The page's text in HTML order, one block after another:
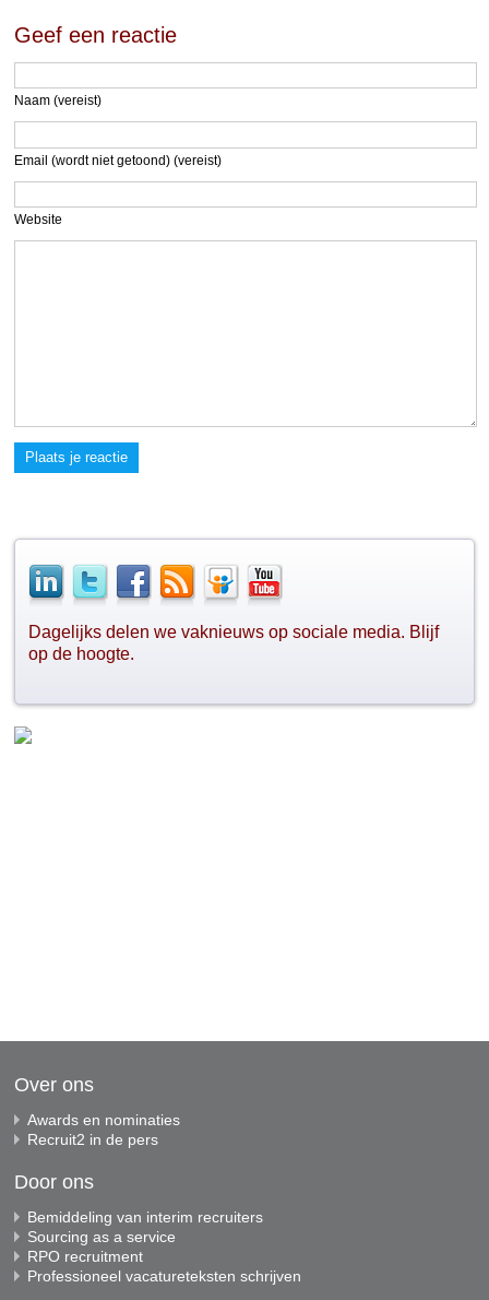
Geef een reactie
Naam (vereist)
Email (wordt niet getoond) (vereist)
Website
Plaats je reactie
Dagelijks delen we vaknieuws op sociale media. Blijf
op de hoogte.
Over ons
Awards en nominaties
Recruit2 in de pers
Door ons
Bemiddeling van interim recruiters
Sourcing as a service
RPO recruitment
Professioneel vacatureteksten schrijven